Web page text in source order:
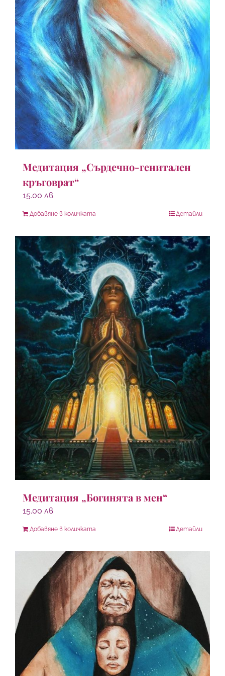
Медитация „Сърдечно-генитален
кръговрат“
15.00 лв.
Добавяне в количката Детайли
Медитация „Богинята в мен“
15.00 лв.
Добавяне в количката Детайли